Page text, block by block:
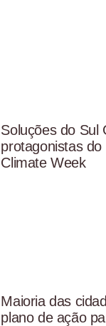
Soluções do Sul
protagonistas
Climate Week
Maioria das
plano de ação